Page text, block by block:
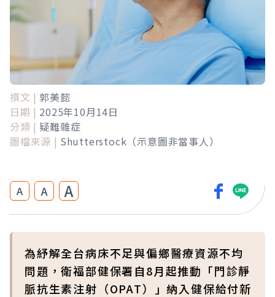
撰文 | 郭美懿
日期 | 2025年10月14日
分類 | 疑難雜症
圖檔來源 | Shutterstock（示意圖非當事人）
A A A
為紓解全台病床不足與偏鄉醫療資源不均
問題，衛福部健保署自8月起推動「門診靜
脈抗生素注射（OPAT）」納入健保給付新